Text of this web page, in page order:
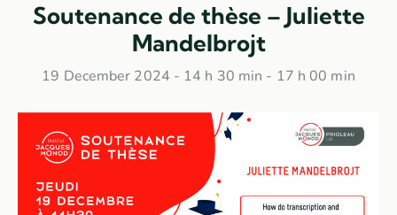
Soutenance de thèse – Juliette
Mandelbrojt
19 December 2024 - 14 h 30 min - 17 h 00 min